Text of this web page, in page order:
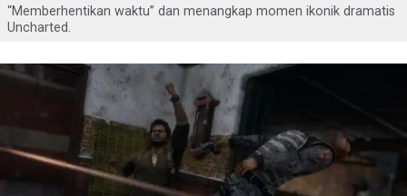
“Memberhentikan waktu” dan menangkap momen ikonik dramatis
Uncharted.